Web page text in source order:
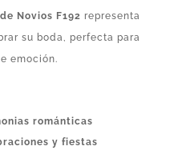
Novios F192 representa
su boda, perfecta para
emoción.
románticas
y fiestas